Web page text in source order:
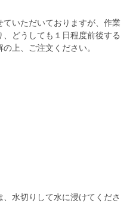
いただいておりますが、作業
どうしても１日程度前後する
上、ご注文ください。
水切りして水に浸けてくださ